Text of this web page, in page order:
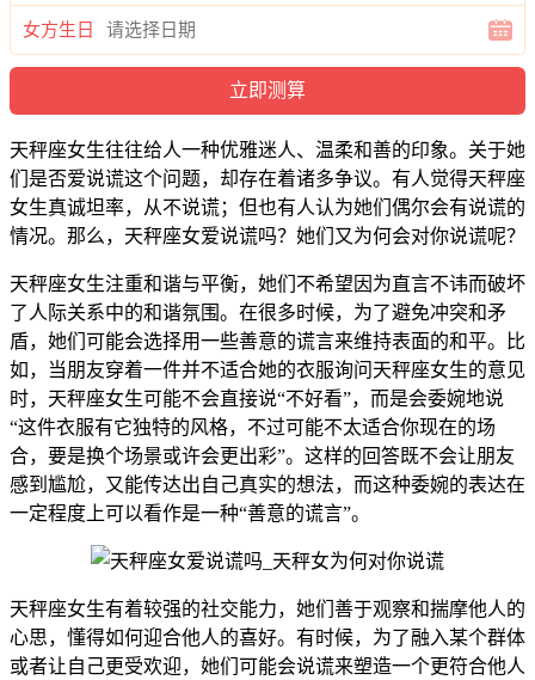
女方生日
天秤座女生往往给人一种优雅迷人、温柔和善的印象。关于她
们是否爱说谎这个问题，却存在着诸多争议。有人觉得天秤座
女生真诚坦率，从不说谎；但也有人认为她们偶尔会有说谎的
情况。那么，天秤座女爱说谎吗？她们又为何会对你说谎呢？
天秤座女生注重和谐与平衡，她们不希望因为直言不讳而破坏
了人际关系中的和谐氛围。在很多时候，为了避免冲突和矛
盾，她们可能会选择用一些善意的谎言来维持表面的和平。比
如，当朋友穿着一件并不适合她的衣服询问天秤座女生的意见
时，天秤座女生可能不会直接说“不好看”，而是会委婉地说
“这件衣服有它独特的风格，不过可能不太适合你现在的场
合，要是换个场景或许会更出彩”。这样的回答既不会让朋友
感到尴尬，又能传达出自己真实的想法，而这种委婉的表达在
一定程度上可以看作是一种“善意的谎言”。
天秤座女生有着较强的社交能力，她们善于观察和揣摩他人的
心思，懂得如何迎合他人的喜好。有时候，为了融入某个群体
或者让自己更受欢迎，她们可能会说谎来塑造一个更符合他人